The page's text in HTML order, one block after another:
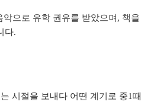
으로 유학 권유를 받았으며, 책을
다.
시절을 보내다 어떤 계기로 중1때